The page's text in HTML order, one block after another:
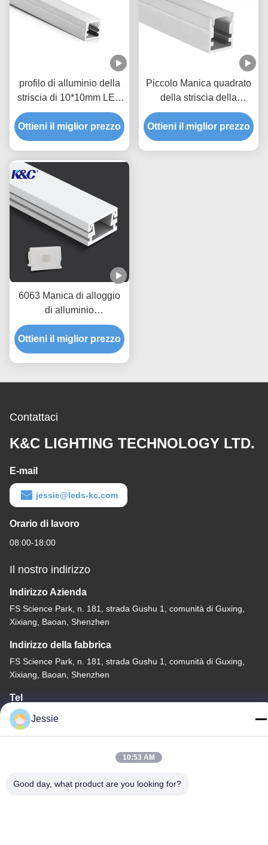
profilo di alluminio della
striscia di 10*10mm LED
con la copertura del
diffusore del PC di PMMA
Ottieni il miglior prezzo
Piccolo Manica quadrato
della striscia della
plafoniera 10*13mm LED
con il diffusore
Ottieni il miglior prezzo
6063 Manica di alloggio
di alluminio
dell'estrusione di profilo
della striscia di T5 LED
Ottieni il miglior prezzo
Contattaci
K&C LIGHTING TECHNOLOGY LTD.
E-mail
jessie@leds-kc.com
Orario di lavoro
08:00-18:00
Il nostro indirizzo
Indirizzo Azienda
FS Science Park, n. 181, strada Gushu 1, comunità di Guxing,
Xixiang, Baoan, Shenzhen
Indirizzo della fabbrica
FS Science Park, n. 181, strada Gushu 1, comunità di Guxing,
Xixiang, Baoan, Shenzhen
Tel
86-0755-22300563
Cina Buona Qualità profilo principale dell'alluminio della striscia
Jessie
10:53 AM
Good day, what product are you looking for?